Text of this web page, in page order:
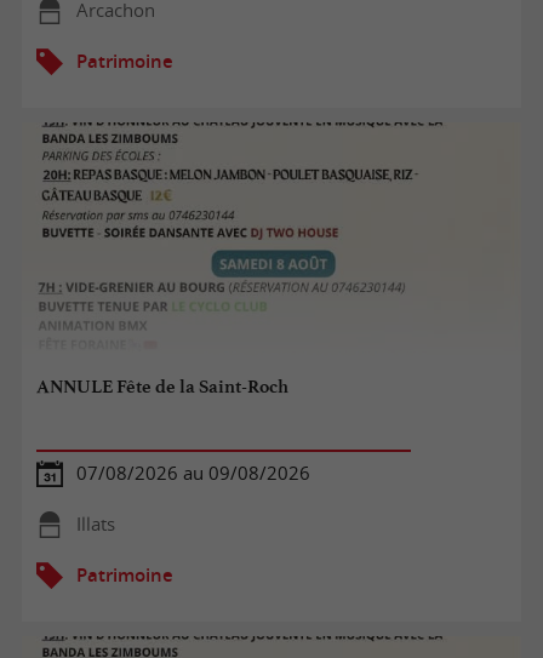
Arcachon
Patrimoine
ANNULE Fête de la Saint-Roch
07/08/2026 au 09/08/2026
Illats
Patrimoine